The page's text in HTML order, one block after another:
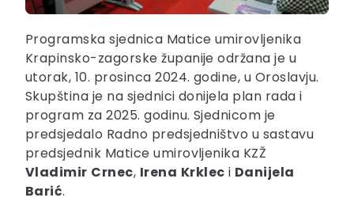
Programska sjednica Matice umirovljenika
Krapinsko-zagorske županije održana je u
utorak, 10. prosinca 2024. godine, u Oroslavju.
Skupština je na sjednici donijela plan rada i
program za 2025. godinu. Sjednicom je
predsjedalo Radno predsjedništvo u sastavu
predsjednik Matice umirovljenika KZŽ
Vladimir Crnec, Irena Krklec i Danijela
Barić.